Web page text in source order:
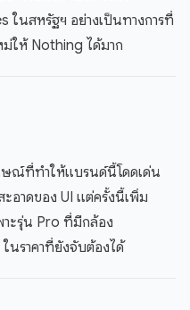
ในสหรัฐฯ อย่างเป็นทางการที่
ม่ให้ Nothing ได้มาก
ษณ์ที่ทำให้แบรนด์นี้โดดเด่น
อาดของ UI แต่ครั้งนี้เพิ่ม
าะรุ่น Pro ที่มีกล้อง
นราคาที่ยังจับต้องได้